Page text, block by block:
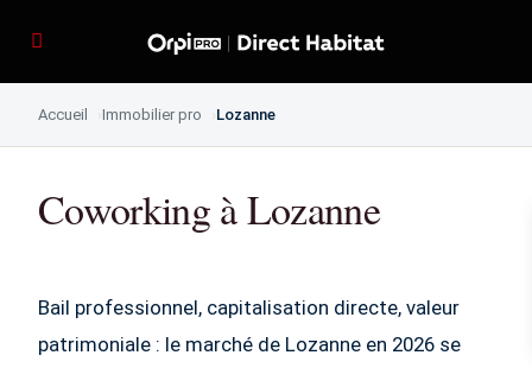
Accueil Immobilier pro Lozanne
Coworking à Lozanne
Bail professionnel, capitalisation directe, valeur
patrimoniale : le marché de Lozanne en 2026 se